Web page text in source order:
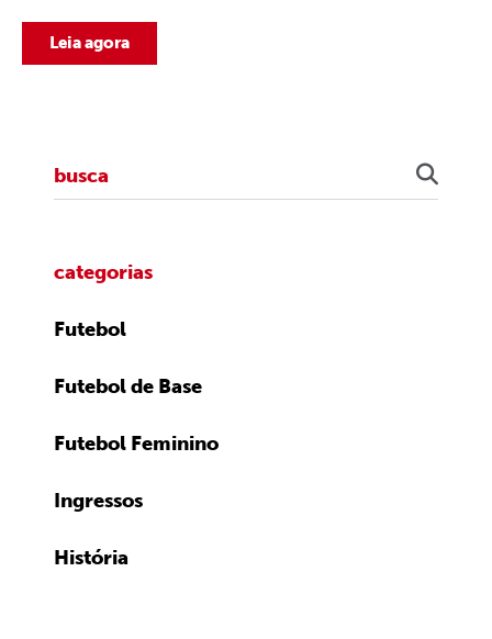
Leia agora
categorias
Futebol
Futebol de Base
Futebol Feminino
Ingressos
História